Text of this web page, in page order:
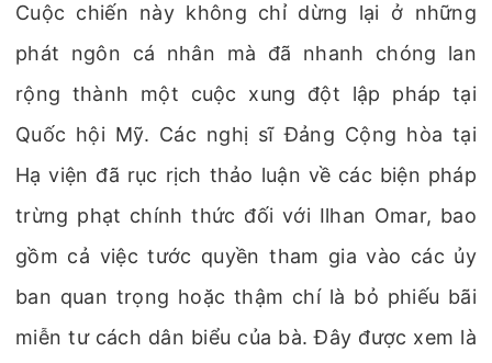
Cuộc chiến này không chỉ dừng lại ở những
phát ngôn cá nhân mà đã nhanh chóng lan
rộng thành một cuộc xung đột lập pháp tại
Quốc hội Mỹ. Các nghị sĩ Đảng Cộng hòa tại
Hạ viện đã rục rịch thảo luận về các biện pháp
trừng phạt chính thức đối với Ilhan Omar, bao
gồm cả việc tước quyền tham gia vào các ủy
ban quan trọng hoặc thậm chí là bỏ phiếu bãi
miễn tư cách dân biểu của bà. Đây được xem là